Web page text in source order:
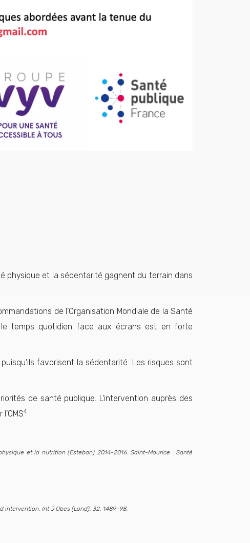
physique et la sédentarité gagnent du terrain dans
de l’Organisation Mondiale de la Santé
le temps quotidien face aux écrans est en forte
favorisent la sédentarité. Les risques sont
de santé publique. L’intervention auprès des
4.
et la nutrition (Esteban) 2014-2016. Saint-Maurice : Santé
Int J Obes (Lond), 32, 1489-98.